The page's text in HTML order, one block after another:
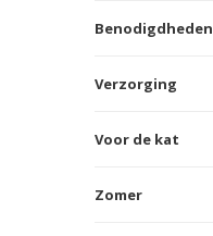
Benodigdheden
Verzorging
Voor de kat
Zomer